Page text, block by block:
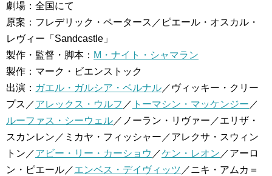
劇場：全国にて
原案：フレデリック・ペータース／ピエール・オスカル・
レヴィー「Sandcastle」
製作・監督・脚本： M・ナイト・シャマラン
製作：マーク・ビエンストック
出演： ガエル・ガルシア・ベルナル／ヴィッキー・クリー
プス／アレックス・ウルフ ／ トーマシン・マッケンジー ／
ルーファス・シーウェル／ノーラン・リヴァー／エリザ・
スカンレン／ミカヤ・フィッシャー／アレクサ・スウィン
トン／アビー・リー・カーショウ ／ケン・レオン ／アーロ
ン・ピエール／エンベス・デイヴィッツ ／ニキ・アムカ＝